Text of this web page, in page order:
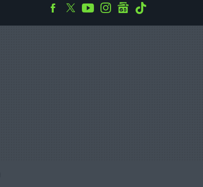
Facebook
TwitterYoutubeInstagramgooglenews